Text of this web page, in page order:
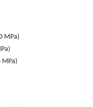
MPa)
MPa)